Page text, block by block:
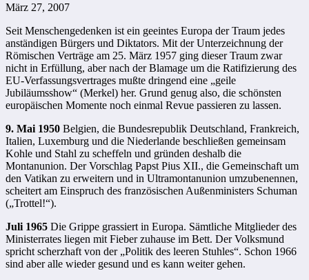
März 27, 2007
Seit Menschengedenken ist ein geeintes Europa der Traum jedes
anständigen Bürgers und Diktators. Mit der Unterzeichnung der
Römischen Verträge am 25. März 1957 ging dieser Traum zwar
nicht in Erfüllung, aber nach der Blamage um die Ratifizierung des
EU-Verfassungsvertrages mußte dringend eine „geile
Jubiläumsshow“ (Merkel) her. Grund genug also, die schönsten
europäischen Momente noch einmal Revue passieren zu lassen.
9. Mai 1950 Belgien, die Bundesrepublik Deutschland, Frankreich,
Italien, Luxemburg und die Niederlande beschließen gemeinsam
Kohle und Stahl zu scheffeln und gründen deshalb die
Montanunion. Der Vorschlag Papst Pius XII., die Gemeinschaft um
den Vatikan zu erweitern und in Ultramontanunion umzubenennen,
scheitert am Einspruch des französischen Außenministers Schuman
(„Trottel!“).
Juli 1965 Die Grippe grassiert in Europa. Sämtliche Mitglieder des
Ministerrates liegen mit Fieber zuhause im Bett. Der Volksmund
spricht scherzhaft von der „Politik des leeren Stuhles“. Schon 1966
sind aber alle wieder gesund und es kann weiter gehen.